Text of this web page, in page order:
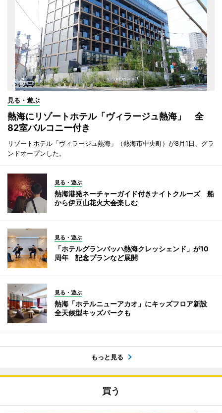
見る・遊ぶ
熱海にリゾートホテル「ヴィラージュ熱海」 全
82室バルコニー付き
リゾートホテル「ヴィラージュ熱海」（熱海市中央町）が8月1日、グラ
ンドオープンした。
見る・遊ぶ
熱海港発ネーチャーガイド付きナイトクルーズ 船
から伊豆山花火大会楽しむ
見る・遊ぶ
「ホテルグランバッハ熱海クレッシェンド」が10
周年 記念プランなど展開
見る・遊ぶ
熱海「ホテルニューアカオ」にキッズフロア新設
全天候型キッズパークも
もっと見る
買う